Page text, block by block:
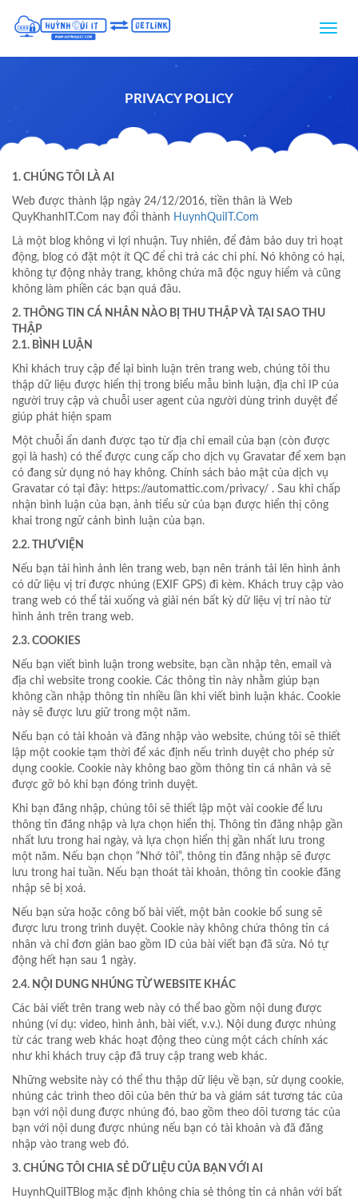
Toggle
PRIVACY POLICY
1. CHÚNG TÔI LÀ AI
Web được thành lập ngày 24/12/2016, tiền thân là Web
QuyKhanhIT.Com nay đổi thành HuynhQuiIT.Com
Là một blog không vì lợi nhuận. Tuy nhiên, để đảm bảo duy trì hoạt
động, blog có đặt một ít QC để chi trả các chi phí. Nó không có hại,
không tự động nhảy trang, không chứa mã độc nguy hiểm và cũng
không làm phiền các bạn quá đâu.
2. THÔNG TIN CÁ NHÂN NÀO BỊ THU THẬP VÀ TẠI SAO THU
THẬP
2.1. BÌNH LUẬN
Khi khách truy cập để lại bình luận trên trang web, chúng tôi thu
thập dữ liệu được hiển thị trong biểu mẫu bình luận, địa chỉ IP của
người truy cập và chuỗi user agent của người dùng trình duyệt để
giúp phát hiện spam
Một chuỗi ẩn danh được tạo từ địa chỉ email của bạn (còn được
gọi là hash) có thể được cung cấp cho dịch vụ Gravatar để xem bạn
có đang sử dụng nó hay không. Chính sách bảo mật của dịch vụ
Gravatar có tại đây: https://automattic.com/privacy/ . Sau khi chấp
nhận bình luận của bạn, ảnh tiểu sử của bạn được hiển thị công
khai trong ngữ cảnh bình luận của bạn.
2.2. THƯ VIỆN
Nếu bạn tải hình ảnh lên trang web, bạn nên tránh tải lên hình ảnh
có dữ liệu vị trí được nhúng (EXIF GPS) đi kèm. Khách truy cập vào
trang web có thể tải xuống và giải nén bất kỳ dữ liệu vị trí nào từ
hình ảnh trên trang web.
2.3. COOKIES
Nếu bạn viết bình luận trong website, bạn cần nhập tên, email và
địa chỉ website trong cookie. Các thông tin này nhằm giúp bạn
không cần nhập thông tin nhiều lần khi viết bình luận khác. Cookie
này sẽ được lưu giữ trong một năm.
Nếu bạn có tài khoản và đăng nhập vào website, chúng tôi sẽ thiết
lập một cookie tạm thời để xác định nếu trình duyệt cho phép sử
dụng cookie. Cookie này không bao gồm thông tin cá nhân và sẽ
được gỡ bỏ khi bạn đóng trình duyệt.
Khi bạn đăng nhập, chúng tôi sẽ thiết lập một vài cookie để lưu
thông tin đăng nhập và lựa chọn hiển thị. Thông tin đăng nhập gần
nhất lưu trong hai ngày, và lựa chọn hiển thị gần nhất lưu trong
một năm. Nếu bạn chọn “Nhớ tôi”, thông tin đăng nhập sẽ được
lưu trong hai tuần. Nếu bạn thoát tài khoản, thông tin cookie đăng
nhập sẽ bị xoá.
Nếu bạn sửa hoặc công bố bài viết, một bản cookie bổ sung sẽ
được lưu trong trình duyệt. Cookie này không chứa thông tin cá
nhân và chỉ đơn giản bao gồm ID của bài viết bạn đã sửa. Nó tự
động hết hạn sau 1 ngày.
2.4. NỘI DUNG NHÚNG TỪ WEBSITE KHÁC
Các bài viết trên trang web này có thể bao gồm nội dung được
nhúng (ví dụ: video, hình ảnh, bài viết, v.v.). Nội dung được nhúng
từ các trang web khác hoạt động theo cùng một cách chính xác
như khi khách truy cập đã truy cập trang web khác.
Những website này có thể thu thập dữ liệu về bạn, sử dụng cookie,
nhúng các trình theo dõi của bên thứ ba và giám sát tương tác của
bạn với nội dung được nhúng đó, bao gồm theo dõi tương tác của
bạn với nội dung được nhúng nếu bạn có tài khoản và đã đăng
nhập vào trang web đó.
3. CHÚNG TÔI CHIA SẺ DỮ LIỆU CỦA BẠN VỚI AI
HuynhQuiITBlog mặc định không chia sẻ thông tin cá nhân với bất